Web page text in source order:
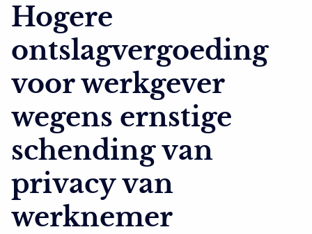
Hogere
ontslagvergoeding
voor werkgever
wegens ernstige
schending van
privacy van
werknemer